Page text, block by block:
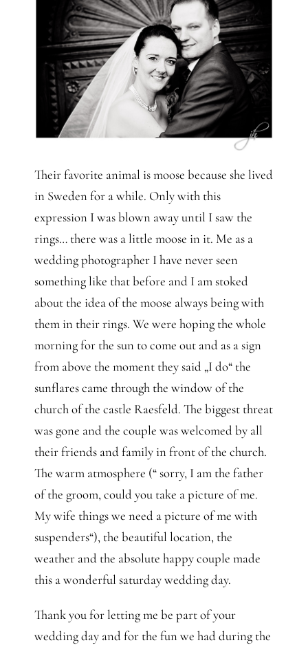
Their favorite animal is moose because she lived
in Sweden for a while. Only with this
expression I was blown away until I saw the
rings… there was a little moose in it. Me as a
wedding photographer I have never seen
something like that before and I am stoked
about the idea of the moose always being with
them in their rings. We were hoping the whole
morning for the sun to come out and as a sign
from above the moment they said „I do“ the
sunflares came through the window of the
church of the castle Raesfeld. The biggest threat
was gone and the couple was welcomed by all
their friends and family in front of the church.
The warm atmosphere (“ sorry, I am the father
of the groom, could you take a picture of me.
My wife things we need a picture of me with
suspenders“), the beautiful location, the
weather and the absolute happy couple made
this a wonderful saturday wedding day.
Thank you for letting me be part of your
wedding day and for the fun we had during the